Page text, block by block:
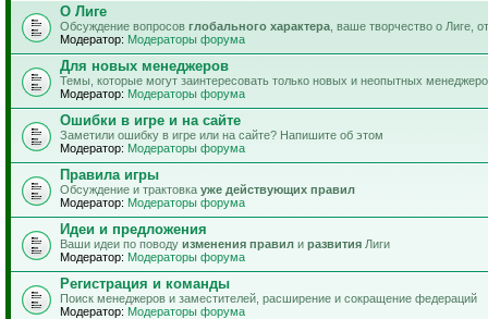
О Лиге
Обсуждение вопросов глобального характера , ваше творчество о Лиге,
Модератор: Модераторы форума
Для новых менеджеров
Темы, которые могут заинтересовать только новых и неопытных
Модератор: Модераторы форума
Ошибки в игре и на сайте
Заметили ошибку в игре или на сайте? Напишите об этом
Модератор: Модераторы форума
Правила игры
Обсуждение и трактовка уже действующих правил
Модератор: Модераторы форума
Идеи и предложения
Ваши идеи по поводу изменения правил и развития Лиги
Модератор: Модераторы форума
Регистрация и команды
Поиск менеджеров и заместителей, расширение и сокращение федераций
Модератор: Модераторы форума